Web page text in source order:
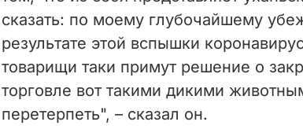
d
e
o
сказать: по моему глубочайшему
результате этой вспышки
товарищи таки примут решение о
торговле вот такими дикими
перетерпеть", – сказал он.